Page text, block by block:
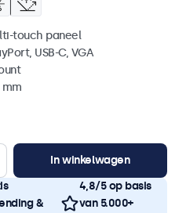
touch paneel
USB-C, VGA
mm
In winkelwagen
&
4,8/5 op basis
van 5.000+